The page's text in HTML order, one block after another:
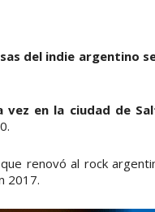
del indie argentino
en la ciudad de
renovó al rock
2017.